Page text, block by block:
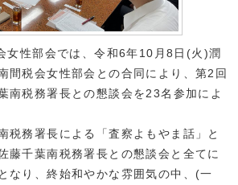
性部会では、令和6年10月8日(火)潤
間税会女性部会との合同により、第2回
南税務署長との懇談会を23名参加によ
務署長による「査察よもやま話」と
藤千葉南税務署長との懇談会と全てに
なり、終始和やかな雰囲気の中、(一